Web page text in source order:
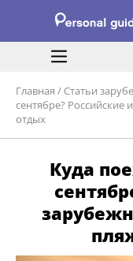
Главная / Статьи
сентябре?
отдых
Куда